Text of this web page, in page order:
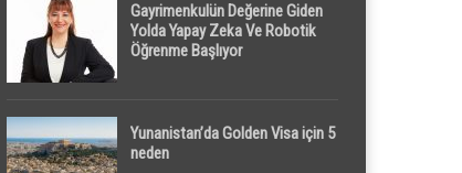
Gayrimenkulün Değerine Giden
Yolda Yapay Zeka Ve Robotik
Öğrenme Başlıyor
Yunanistan’da Golden Visa için 5
neden